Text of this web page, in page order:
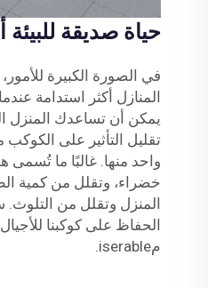
حياة صديقة
في الصورة الكبيرة
المنازل أكثر استدامة
يمكن أن تساعدك المنزل
تقليل التأثير على
واحد منها. غالبًا ما تُسمى
خضراء، وتقلل من كمية
المنزل وتقلل من
الحفاظ على كوكبنا
مiserable.